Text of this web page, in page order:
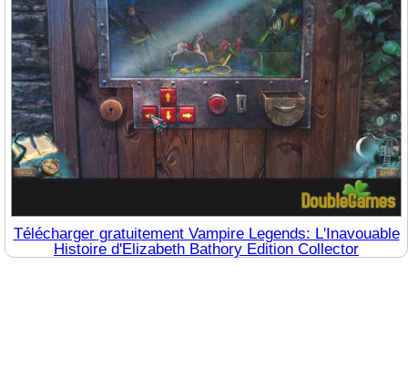
Télécharger gratuitement Vampire Legends: L'Inavouable
Histoire d'Elizabeth Bathory Edition Collector